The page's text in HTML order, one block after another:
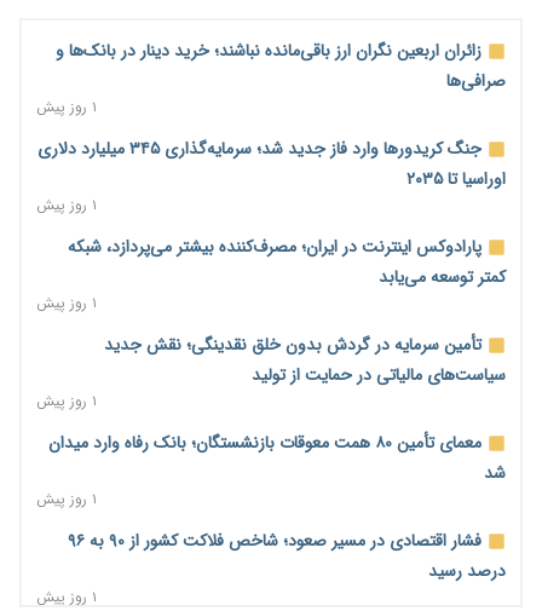
زائران اربعین نگران ارز باقی‌مانده نباشند؛ خرید دینار در بانک‌ها و
صرافی‌ها
۱ روز پیش
جنگ کریدورها وارد فاز جدید شد؛ سرمایه‌گذاری ۳۴۵ میلیارد دلاری
اوراسیا تا ۲۰۳۵
۱ روز پیش
پارادوکس اینترنت در ایران؛ مصرف‌کننده بیشتر می‌پردازد، شبکه
کمتر توسعه می‌یابد
۱ روز پیش
تأمین سرمایه در گردش بدون خلق نقدینگی؛ نقش جدید
سیاست‌های مالیاتی در حمایت از تولید
۱ روز پیش
معمای تأمین ۸۰ همت معوقات بازنشستگان؛ بانک رفاه وارد میدان
شد
۱ روز پیش
فشار اقتصادی در مسیر صعود؛ شاخص فلاکت کشور از ۹۰ به ۹۶
درصد رسید
۱ روز پیش